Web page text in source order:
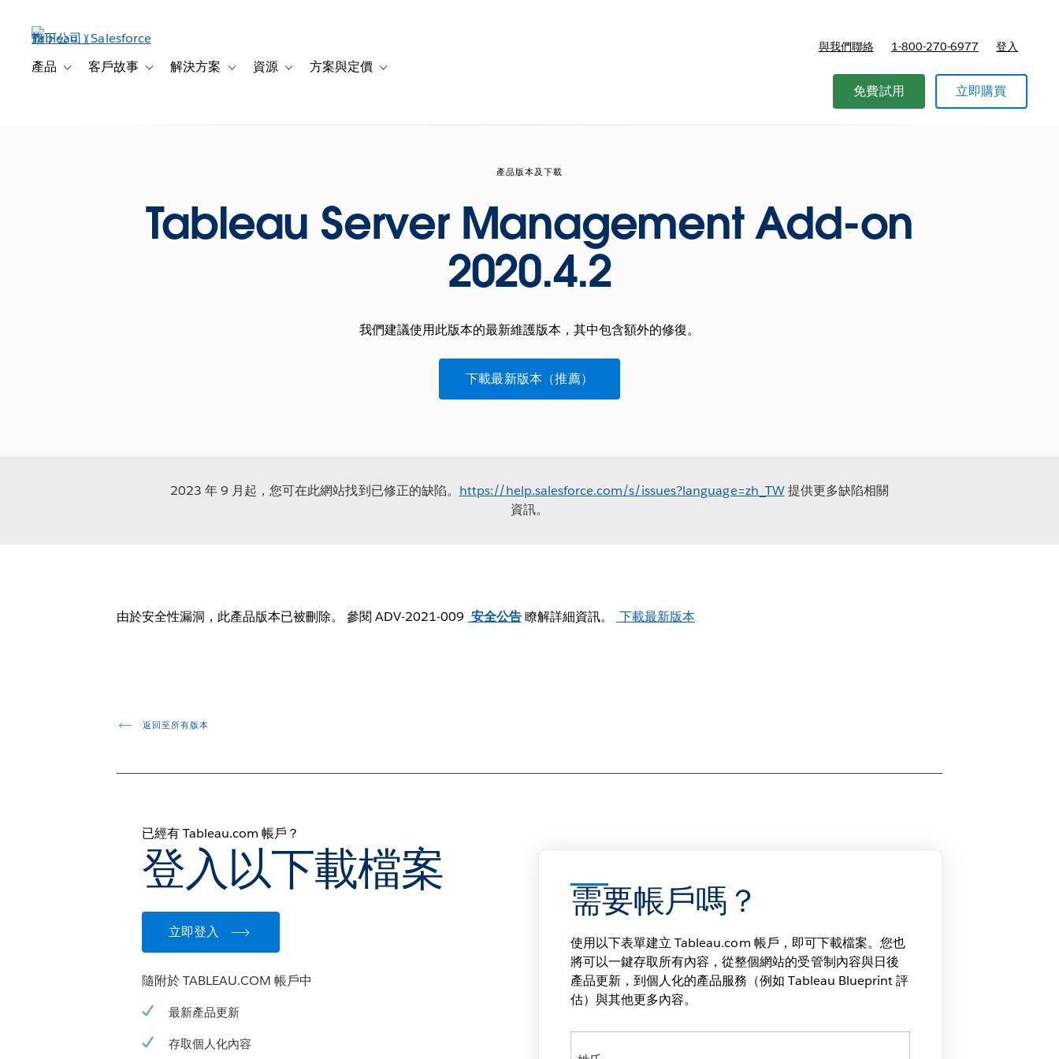
產品 Toggle sub-navigation for 產品
客戶故事 Toggle sub-navigation for 客戶故事
解決方案 Toggle sub-navigation for 解決方案
資源 Toggle sub-navigation for 資源
方案與定價 Toggle sub-navigation for 方案與定價
與我們聯絡 1-800-270-6977 登入
免費試用 立即購買
產品版本及下載
Tableau Server Management Add-on
2020.4.2
我們建議使用此版本的最新維護版本，其中包含額外的修復。
下載最新版本（推薦）
2023 年 9 月起，您可在此網站找到已修正的缺陷。 https://help.salesforce.com/s/issues?language=zh_TW提供更多缺陷相關
資訊。
由於安全性漏洞，此產品版本已被刪除。 參閱 ADV-2021-009 安全公告 瞭解詳細資訊。 下載最新版本
返回至所有版本
已經有 Tableau.com 帳戶？
登入以下載檔案
立即登入
隨附於 TABLEAU.COM 帳戶中
最新產品更新
存取個人化內容
需要帳戶嗎？
使用以下表單建立 Tableau.com 帳戶，即可下載檔案。您也
將可以一鍵存取所有內容，從整個網站的受管制內容與日後
產品更新，到個人化的產品服務（例如 Tableau Blueprint 評
估）與其他更多內容。